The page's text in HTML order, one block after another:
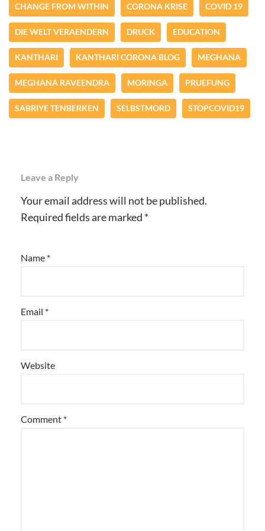
CHANGE FROM WITHIN CORONA KRISE COVID 19
DIE WELT VERAENDERN DRUCK EDUCATION
KANTHARI KANTHARI CORONA BLOG MEGHANA
MEGHANA RAVEENDRA MORINGA PRUEFUNG
SABRIYE TENBERKEN SELBSTMORD STOPCOVID19
Leave a Reply
Your email address will not be published.
Required fields are marked *
Name *
Email *
Website
Comment *